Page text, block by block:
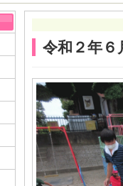
令和２年６